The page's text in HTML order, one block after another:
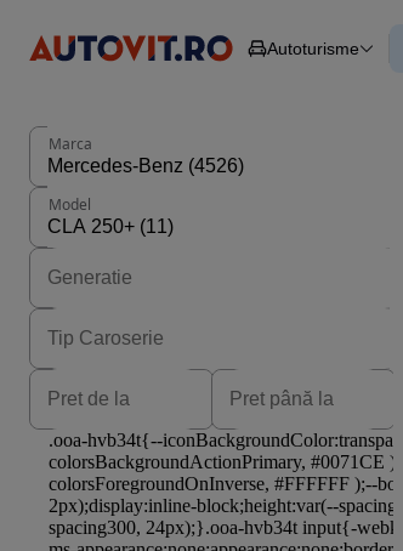
Autoturisme
Autoturisme
Marca
Model